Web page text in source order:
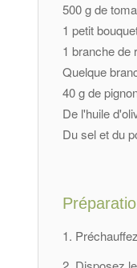
500 g de
1 petit
1 branche de
Quelque
40 g de
De l'huile
Du sel et du